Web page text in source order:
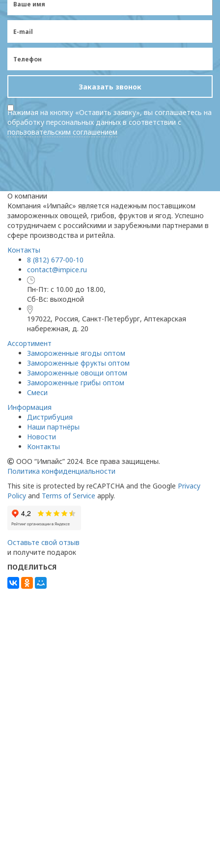
Заказать звонок
Нажимая на кнопку «Оставить заявку», вы соглашаетесь на
обработку персональных данных в соответствии с
пользовательским соглашением
О компании
Компания «Импайс» является надежным поставщиком
замороженных овощей, грибов, фруктов и ягод. Успешно
сотрудничаем с российскими и зарубежными партнерами в
сфере производства и ритейла.
Контакты
8 (812) 677-00-10
contact@impice.ru
Пн-Пт: с 10.00 до 18.00,
Сб-Вс: выходной
197022, Россия, Санкт-Петербург, Аптекарская
набережная, д. 20
Ассортимент
Замороженные ягоды оптом
Замороженные фрукты оптом
Замороженные овощи оптом
Замороженные грибы оптом
Смеси
Информация
Дистрибуция
Наши партнёры
Новости
Контакты
ООО “Импайс” 2024. Все права защищены.
Политика конфиденциальности
This site is protected by reCAPTCHA and the Google Privacy
Policy and Terms of Service apply.
Оставьте свой отзыв
и получите подарок
ПОДЕЛИТЬСЯ